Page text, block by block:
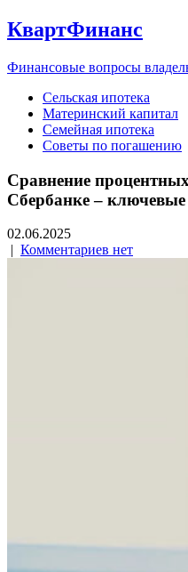
КвартФинанс
Финансовые вопросы
Сельская ипотека
Материнский капитал
Семейная ипотека
Советы по погашению
Сравнение
Сбербанке –
02.06.2025
| Комментариев нет